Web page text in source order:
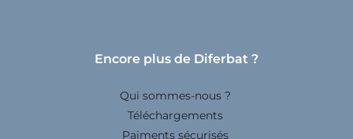
Encore plus de Diferbat ?
Qui sommes-nous ?
Téléchargements
Paiments sécurisés